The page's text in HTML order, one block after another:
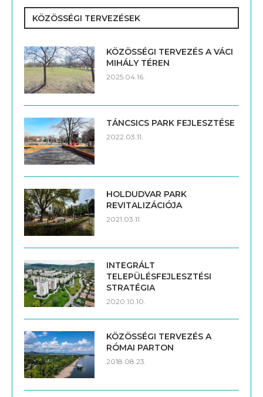
KÖZÖSSÉGI TERVEZÉSEK
KÖZÖSSÉGI TERVEZÉS A VÁCI
MIHÁLY TÉREN
2025.04.16.
TÁNCSICS PARK FEJLESZTÉSE
2022.03.11.
HOLDUDVAR PARK
REVITALIZÁCIÓJA
2021.03.11.
INTEGRÁLT
TELEPÜLÉSFEJLESZTÉSI
STRATÉGIA
2020.10.10.
KÖZÖSSÉGI TERVEZÉS A
RÓMAI PARTON
2018.08.23.